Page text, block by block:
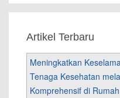
Artikel Terbaru
Meningkatkan
Tenaga Kesehatan
Komprehensif di